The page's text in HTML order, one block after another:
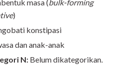
masa (bulk-forming
)
konstipasi
dan anak-anak
N: Belum dikategorikan.